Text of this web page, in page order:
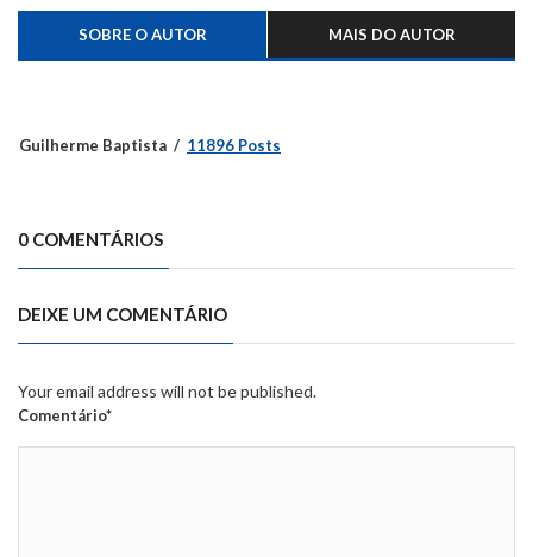
SOBRE O AUTOR MAIS DO AUTOR
Guilherme Baptista 11896 Posts
0 COMENTÁRIOS
DEIXE UM COMENTÁRIO
Your email address will not be published.
Comentário*